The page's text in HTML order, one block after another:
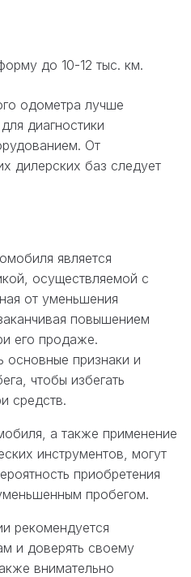
до 10-12 тыс. км.
одометра лучше
диагностики
От
дилерских баз следует
является
осуществляемой с
от уменьшения
повышением
его продаже.
основные признаки и
чтобы избегать
средств.
а также применение
инструментов, могут
приобретения
пробегом.
рекомендуется
и доверять своему
внимательно